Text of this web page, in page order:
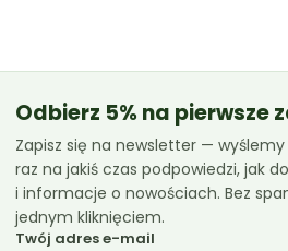
Odbierz 5% na pierwsze
Zapisz się na newsletter —
raz na jakiś czas podpowiedzi, jak
i informacje o nowościach. Bez
jednym kliknięciem.
Twój adres e-mail